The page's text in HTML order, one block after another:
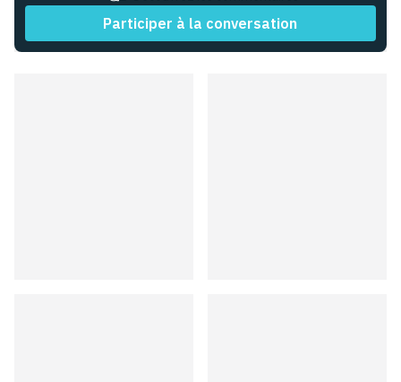
Participer à la conversation